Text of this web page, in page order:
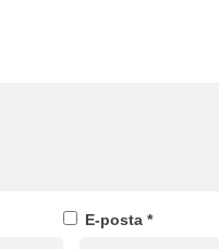
E-posta *